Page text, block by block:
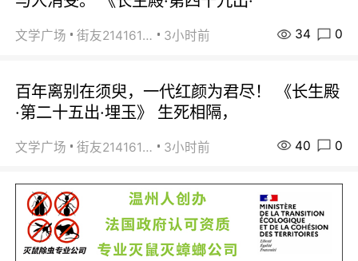
文学广场 街友21416156 3小时前 34 0
百年离别在须臾，一代红颜为君尽！ 《长生殿
·第二十五出·埋玉》 生死相隔，
文学广场 街友21416156 3小时前 40 0